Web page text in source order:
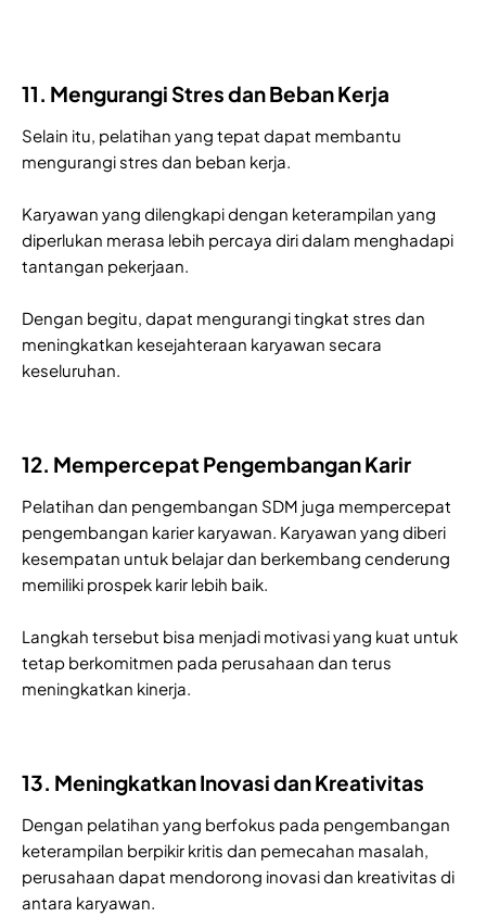
11. Mengurangi Stres dan Beban Kerja
Selain itu, pelatihan yang tepat dapat membantu
mengurangi stres dan beban kerja.
Karyawan yang dilengkapi dengan keterampilan yang
diperlukan merasa lebih percaya diri dalam menghadapi
tantangan pekerjaan.
Dengan begitu, dapat mengurangi tingkat stres dan
meningkatkan kesejahteraan karyawan secara
keseluruhan.
12. Mempercepat Pengembangan Karir
Pelatihan dan pengembangan SDM juga mempercepat
pengembangan karier karyawan. Karyawan yang diberi
kesempatan untuk belajar dan berkembang cenderung
memiliki prospek karir lebih baik.
Langkah tersebut bisa menjadi motivasi yang kuat untuk
tetap berkomitmen pada perusahaan dan terus
meningkatkan kinerja.
13. Meningkatkan Inovasi dan Kreativitas
Dengan pelatihan yang berfokus pada pengembangan
keterampilan berpikir kritis dan pemecahan masalah,
perusahaan dapat mendorong inovasi dan kreativitas di
antara karyawan.